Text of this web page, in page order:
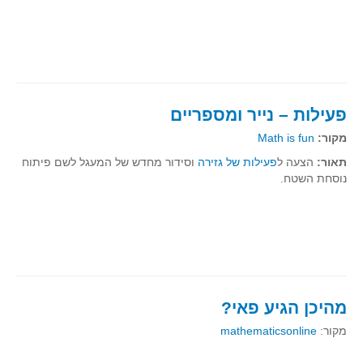
במבט נוסף
בעקבות מבחנים
מרובעים
פעילות – נייר ומספריים
מקור: Math is fun
תאור: הצעה לפעילות של גזירה וסידור מחדש של המעגל לשם פיתוח
נוסחת השטח.
מהיכן הגיע פאי?
מקור: mathematicsonline